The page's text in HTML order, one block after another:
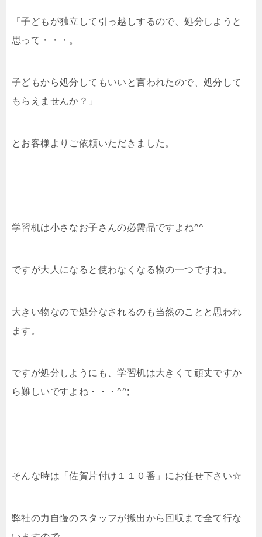
「子どもが独立して引っ越しするので、処分しようと
思って・・・。
子どもから処分してもいいと言われたので、処分して
もらえませんか？」
とお客様よりご依頼いただきました。
学習机は小さなお子さんの必需品ですよね^^
ですが大人になると使わなくなる物の一つですね。
大きい物なので処分なされるのも当然のことと思われ
ます。
ですが処分しようにも、学習机は大きくて頑丈ですか
ら難しいですよね・・・^^;
そんな時は「佐賀片付け１１０番」にお任せ下さい☆
弊社の力自慢のスタッフが搬出から回収まで全て行な